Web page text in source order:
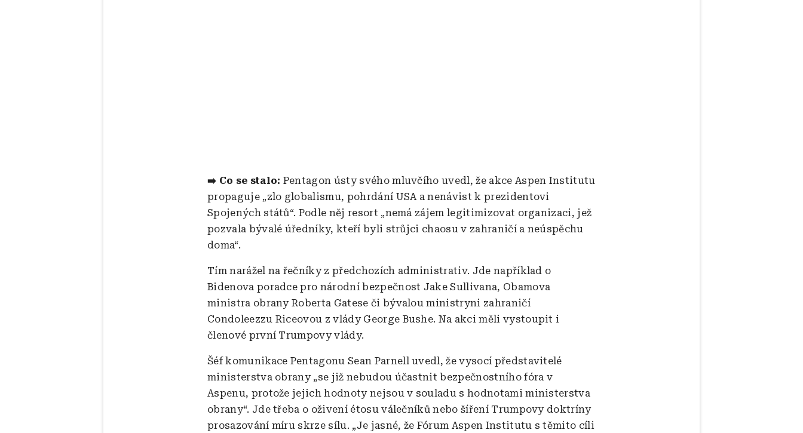
➡️ Co se stalo: Pentagon ústy svého mluvčího uvedl, že akce Aspen Institutu
propaguje „zlo globalismu, pohrdání USA a nenávist k prezidentovi
Spojených států“. Podle něj resort „nemá zájem legitimizovat organizaci, jež
pozvala bývalé úředníky, kteří byli strůjci chaosu v zahraničí a neúspěchu
doma“.
Tím narážel na řečníky z předchozích administrativ. Jde například o
Bidenova poradce pro národní bezpečnost Jake Sullivana, Obamova
ministra obrany Roberta Gatese či bývalou ministryni zahraničí
Condoleezzu Riceovou z vlády George Bushe. Na akci měli vystoupit i
členové první Trumpovy vlády.
Šéf komunikace Pentagonu Sean Parnell uvedl, že vysocí představitelé
ministerstva obrany „se již nebudou účastnit bezpečnostního fóra v
Aspenu, protože jejich hodnoty nejsou v souladu s hodnotami ministerstva
obrany“. Jde třeba o oživení étosu válečníků nebo šíření Trumpovy doktríny
prosazování míru skrze sílu. „Je jasné, že Fórum Aspen Institutu s těmito cíli